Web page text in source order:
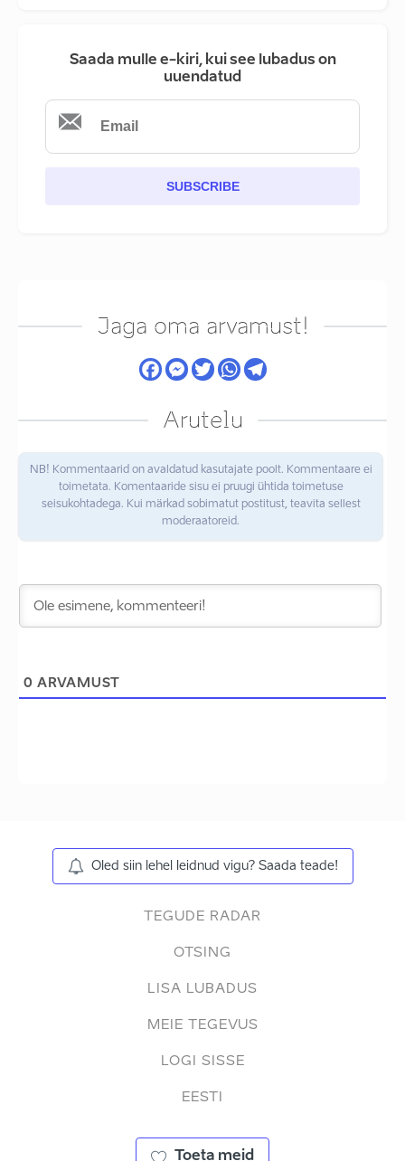
Saada mulle e-kiri, kui see lubadus on
uuendatud
SUBSCRIBE
Jaga oma arvamust!
Arutelu
NB! Kommentaarid on avaldatud kasutajate poolt. Kommentaare ei
toimetata. Komentaaride sisu ei pruugi ühtida toimetuse
seisukohtadega. Kui märkad sobimatut postitust, teavita sellest
moderaatoreid.
0 ARVAMUST
Oled siin lehel leidnud vigu? Saada teade!
TEGUDE RADAR
OTSING
LISA LUBADUS
MEIE TEGEVUS
LOGI SISSE
EESTI
Toeta meid